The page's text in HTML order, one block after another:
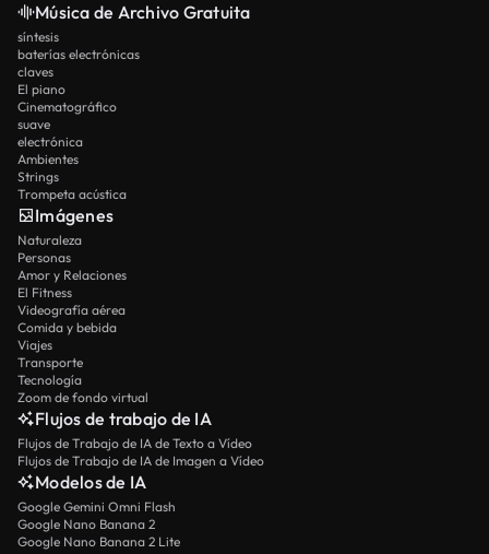
Música de Archivo Gratuita
síntesis
baterías electrónicas
claves
El piano
Cinematográfico
suave
electrónica
Ambientes
Strings
Trompeta acústica
Imágenes
Naturaleza
Personas
Amor y Relaciones
El Fitness
Videografía aérea
Comida y bebida
Viajes
Transporte
Tecnología
Zoom de fondo virtual
Flujos de trabajo de IA
Flujos de Trabajo de IA de Texto a Vídeo
Flujos de Trabajo de IA de Imagen a Vídeo
Modelos de IA
Google Gemini Omni Flash
Google Nano Banana 2
Google Nano Banana 2 Lite